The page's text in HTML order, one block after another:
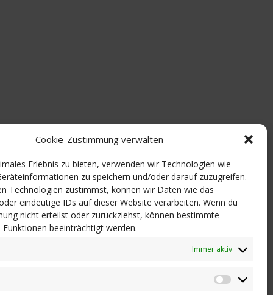
Cookie-Zustimmung verwalten
Erlebnis zu bieten, verwenden wir Technologien wie
zu speichern und/oder darauf zuzugreifen.
Technologien zustimmst, können wir Daten wie das
eindeutige IDs auf dieser Website verarbeiten. Wenn du
nicht erteilst oder zurückziehst, können bestimmte
beeinträchtigt werden.
Immer aktiv